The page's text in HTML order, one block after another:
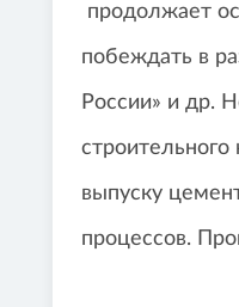
продолжает
побеждать в
России» и др.
выпуску
процессов.